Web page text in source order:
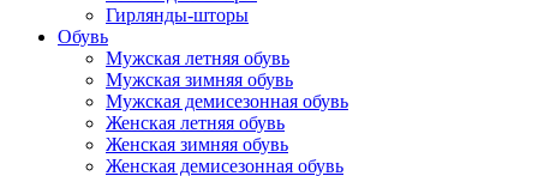
Гирлянды-шторы
Обувь
Мужская летняя обувь
Мужская зимняя обувь
Мужская демисезонная обувь
Женская летняя обувь
Женская зимняя обувь
Женская демисезонная обувь